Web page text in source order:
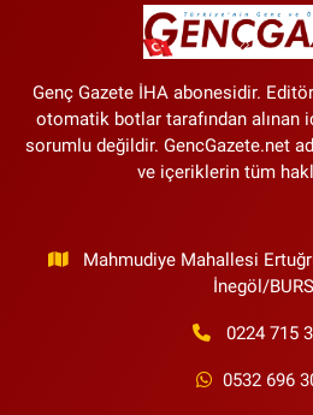
Genç Gazete İHA abonesidir.
otomatik botlar tarafından alınan
sorumlu değildir. GencGazete.net
ve içeriklerin tüm
Mahmudiye Mahallesi
İnegöl/
0224 715
0532 696